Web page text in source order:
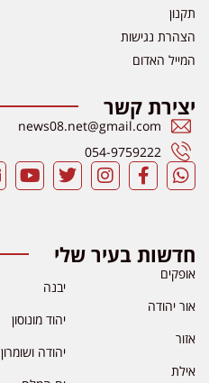
תקנון
הצהרת נגישות
המייל האדום
יצירת קשר
news08.net@gmail.com
054-9759222
חדשות בעיר שלי
אופקים
אור יהודה
אזור
אילת
יבנה
יהוד מונוסון
יהודה ושומרון